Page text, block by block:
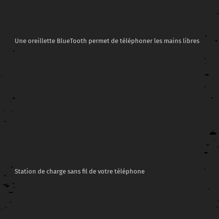
Une oreillette BlueTooth permet de téléphoner les mains libres
Station de charge sans fil de votre téléphone